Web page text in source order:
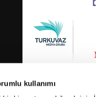
kullanımı